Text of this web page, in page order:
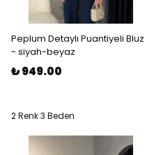
Peplum Detaylı Puantiyeli Bluz
- siyah-beyaz
₺ 949.00
2 Renk 3 Beden